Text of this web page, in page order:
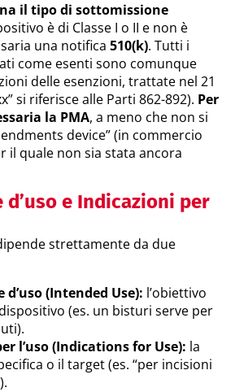
il tipo di sottomissione
è di Classe I o II e non è
una notifica 510(k). Tutti i
come esenti sono comunque
delle esenzioni, trattate nel 21
si riferisce alle Parti 862-892). Per
la PMA, a meno che non si
device” (in commercio
il quale non sia stata ancora
d’uso e Indicazioni per
strettamente da due
(Intended Use): l’obiettivo
(es. un bisturi serve per
l’uso (Indications for Use): la
o il target (es. “per incisioni